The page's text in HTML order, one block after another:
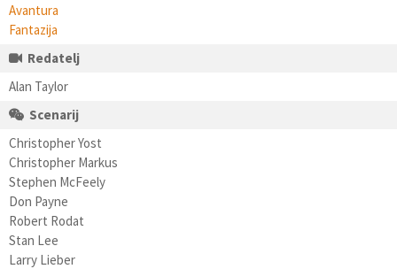
Avantura
Fantazija
Redatelj
Alan Taylor
Scenarij
Christopher Yost
Christopher Markus
Stephen McFeely
Don Payne
Robert Rodat
Stan Lee
Larry Lieber